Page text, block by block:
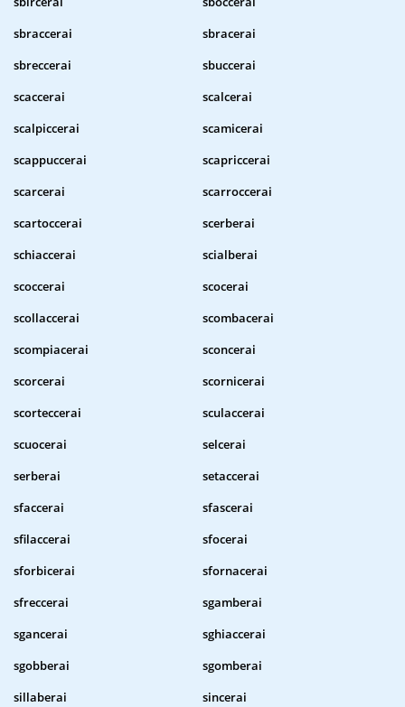
sbraccerai
sbracerai
sbreccerai
sbuccerai
scaccerai
scalcerai
scalpiccerai
scamicerai
scappuccerai
scapriccerai
scarcerai
scarroccerai
scartoccerai
scerberai
schiaccerai
scialberai
scoccerai
scocerai
scollaccerai
scombacerai
scompiacerai
sconcerai
scorcerai
scornicerai
scorteccerai
sculaccerai
scuocerai
selcerai
serberai
setaccerai
sfaccerai
sfascerai
sfilaccerai
sfocerai
sforbicerai
sfornacerai
sfreccerai
sgamberai
sgancerai
sghiaccerai
sgobberai
sgomberai
sillaberai
sincerai